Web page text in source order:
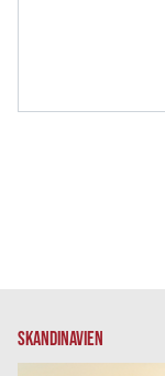
SKANDINAVIEN